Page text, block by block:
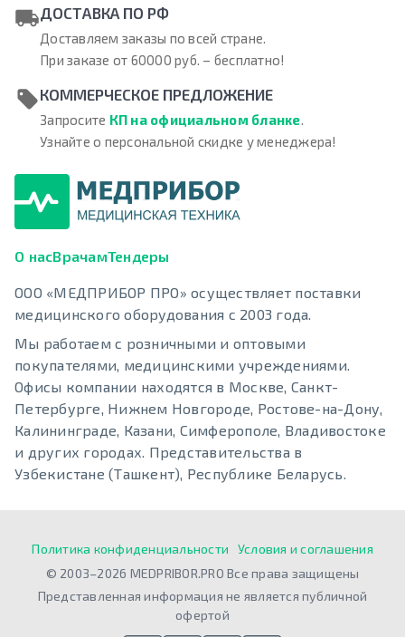
ДОСТАВКА ПО РФ
Доставляем заказы по всей стране.
При заказе от 60000 руб. – бесплатно!
КОММЕРЧЕСКОЕ ПРЕДЛОЖЕНИЕ
Запросите КП на официальном бланке.
Узнайте о персональной скидке у менеджера!
О насВрачамТендеры
ООО «МЕДПРИБОР ПРО» осуществляет поставки
медицинского оборудования с 2003 года.
Мы работаем с розничными и оптовыми
покупателями, медицинскими учреждениями.
Офисы компании находятся в Москве, Санкт-
Петербурге, Нижнем Новгороде, Ростове-на-Дону,
Калининграде, Казани, Симферополе, Владивостоке
и других городах. Представительства в
Узбекистане (Ташкент), Республике Беларусь.
Политика конфиденциальности
Условия и соглашения
© 2003–2026 MEDPRIBOR.PRO Все права защищены
Представленная информация не является публичной
офертой